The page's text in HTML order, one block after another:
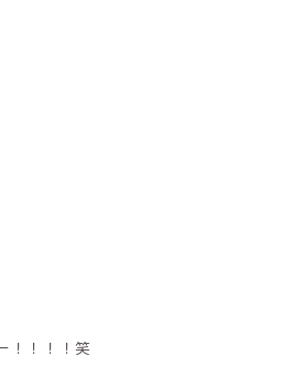
！！！！笑